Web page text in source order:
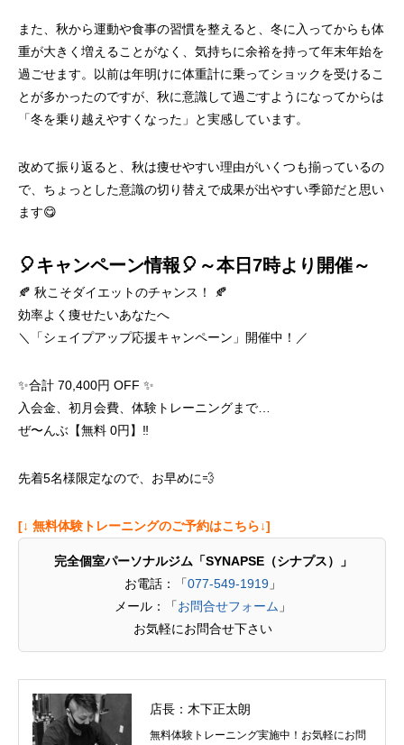
また、秋から運動や食事の習慣を整えると、冬に入ってからも体
重が大きく増えることがなく、気持ちに余裕を持って年末年始を
過ごせます。以前は年明けに体重計に乗ってショックを受けるこ
とが多かったのですが、秋に意識して過ごすようになってからは
「冬を乗り越えやすくなった」と実感しています。
改めて振り返ると、秋は痩せやすい理由がいくつも揃っているの
で、ちょっとした意識の切り替えで成果が出やすい季節だと思い
ます😋
🎈キャンペーン情報🎈～本日7時より開催～
🍂 秋こそダイエットのチャンス！ 🍂
効率よく痩せたいあなたへ
＼「シェイプアップ応援キャンペーン」開催中！／
✨合計 70,400円 OFF ✨
入会金、初月会費、体験トレーニングまで…
ぜ〜んぶ【無料 0円】‼️
先着5名様限定なので、お早めに💨
[↓ 無料体験トレーニングのご予約はこちら↓]
完全個室パーソナルジム「SYNAPSE（シナプス）」
お電話：「077-549-1919 」
メール：「お問合せフォーム 」
お気軽にお問合せ下さい
店長：木下正太朗
無料体験トレーニング実施中！お気軽にお問